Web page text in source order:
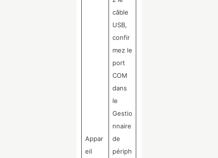
Appar
eil
câble
USB,
confir
mez le
port
COM
dans
le
Gestio
nnaire
de
périph